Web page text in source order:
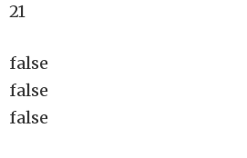
21
false
false
false